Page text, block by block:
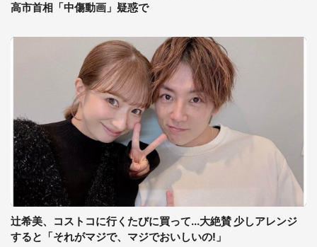
高市首相「中傷動画」疑惑で
辻希美、コストコに行くたびに買って...大絶賛 少しアレンジ
すると「それがマジで、マジでおいしいの!」